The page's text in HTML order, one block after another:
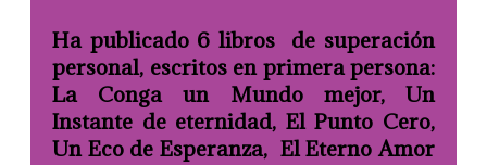
Ha publicado 6 libros de superación
personal, escritos en primera persona:
La Conga un Mundo mejor, Un
Instante de eternidad, El Punto Cero,
Un Eco de Esperanza, El Eterno Amor